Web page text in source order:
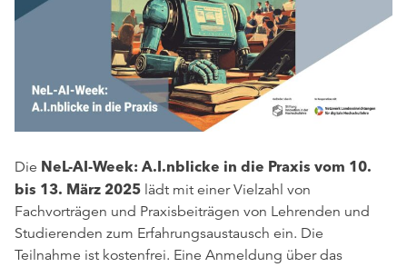
Die NeL-AI-Week: A.I.nblicke in die Praxis vom 10.
bis 13. März 2025 lädt mit einer Vielzahl von
Fachvorträgen und Praxisbeiträgen von Lehrenden und
Studierenden zum Erfahrungsaustausch ein. Die
Teilnahme ist kostenfrei. Eine Anmeldung über das